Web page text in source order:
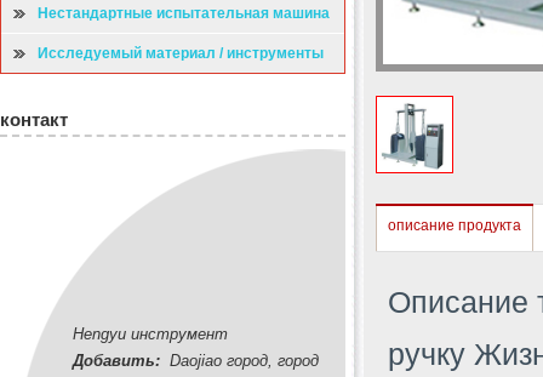
испытательная машина
Нестандартные испытательная машина
Исследуемый материал / инструменты
контакт
Hengyu инструмент
Добавить: Daojiao город, город
описание продукта
Описание
ручку